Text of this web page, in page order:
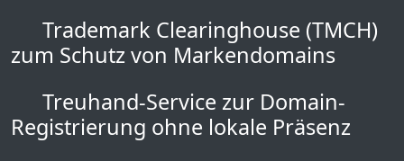
Trademark Clearinghouse (TMCH)
zum Schutz von Markendomains
Treuhand-Service zur Domain-
Registrierung ohne lokale Präsenz